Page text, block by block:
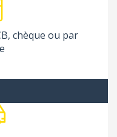
chèque ou par